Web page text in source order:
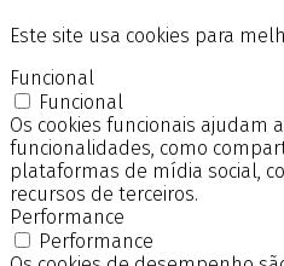
Este site usa cookies para
Funcional
Funcional
Os cookies funcionais ajudam
funcionalidades, como
plataformas de mídia social,
recursos de terceiros.
Performance
Performance